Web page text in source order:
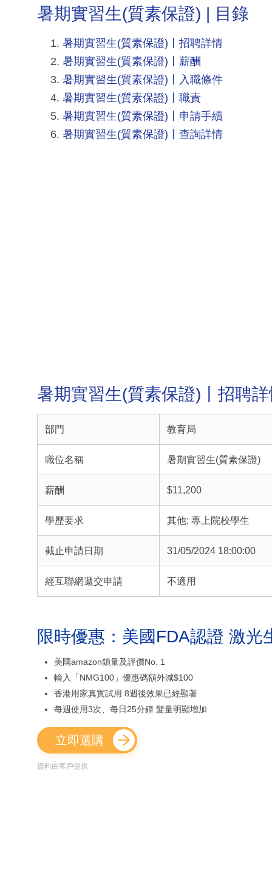
暑期實習生(質素保證) | 目錄
暑期實習生(質素保證)丨招聘詳情
暑期實習生(質素保證)丨薪酬
暑期實習生(質素保證)丨入職條件
暑期實習生(質素保證)丨職責
暑期實習生(質素保證)丨申請手續
暑期實習生(質素保證)丨查詢詳情
暑期實習生(質素保證)丨招聘
部門 教育局
職位名稱 暑期實習生(質素保證)
薪酬 $11,200
學歷要求 其他: 專上院校學生
截止申請日期 31/05/2024 18:00:00
經互聯網遞交申請 不適用
限時優惠：美國FDA認證 激光
美國amazon鎖量及評價No. 1
輸入「NMG100」優惠碼額外減$100
香港用家真實試用 8週後效果已經顯著
每週使用3次、每日25分鐘 髮量明顯增加
立即選購
資料由客戶提供